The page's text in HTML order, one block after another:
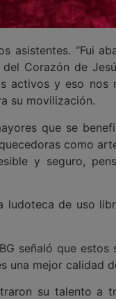
asistentes. “Fui
Corazón de
activos y eso
su movilización.
que se
como
y seguro,
ludoteca de uso
señaló que
una mejor calidad
su talento a